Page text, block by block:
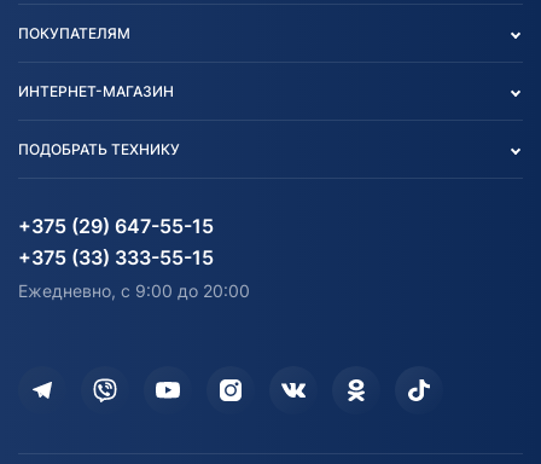
Блог
Карта сайта
ПОКУПАТЕЛЯМ
Согласие на обработку
Информация до получения
согласия на обработку
Дополнительные услуги
Оставить отзыв
ИНТЕРНЕТ-МАГАЗИН
Агротехника
Водный транспорт
Электротранспорт
ПОДОБРАТЬ ТЕХНИКУ
Агротехника
Электротранспорт
+375 (29) 647-55-15
+375 (33) 333-55-15
Ежедневно, с 9:00 до 20:00